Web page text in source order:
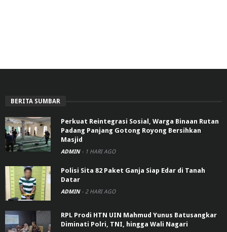
BERITA SUMBAR
Perkuat Reintegrasi Sosial, Warga Binaan Rutan
Padang Panjang Gotong Royong Bersihkan
Masjid
ADMIN - 1 HARI AGO
Polisi Sita 82 Paket Ganja Siap Edar di Tanah
Datar
ADMIN - 2 HARI AGO
RPL Prodi HTN UIN Mahmud Yunus Batusangkar
Diminati Polri, TNI, hingga Wali Nagari